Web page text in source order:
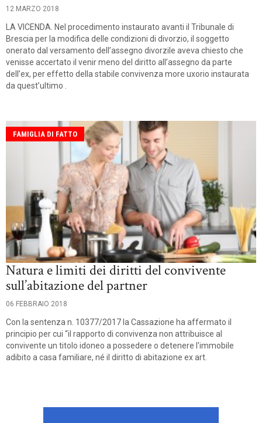
12 MARZO 2018
LA VICENDA. Nel procedimento instaurato avanti il Tribunale di
Brescia per la modifica delle condizioni di divorzio, il soggetto
onerato dal versamento dell’assegno divorzile aveva chiesto che
venisse accertato il venir meno del diritto all’assegno da parte
dell’ex, per effetto della stabile convivenza more uxorio instaurata
da quest’ultimo .
FAMIGLIA DI FATTO
Natura e limiti dei diritti del convivente
sull’abitazione del partner
06 FEBBRAIO 2018
Con la sentenza n. 10377/2017 la Cassazione ha affermato il
principio per cui “il rapporto di convivenza non attribuisce al
convivente un titolo idoneo a possedere o detenere l'immobile
adibito a casa familiare, né il diritto di abitazione ex art.